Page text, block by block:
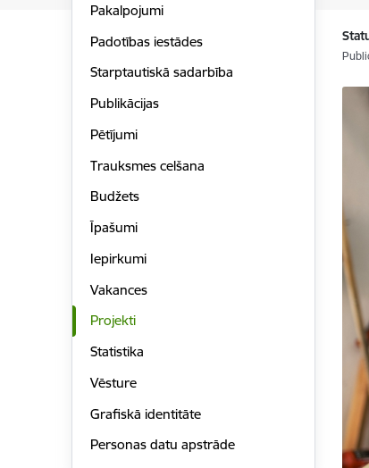
Pakalpojumi
Padotības iestādes
Starptautiskā sadarbība
Publikācijas
Pētījumi
Trauksmes celšana
Budžets
Īpašumi
Iepirkumi
Vakances
Projekti
Statistika
Vēsture
Grafiskā identitāte
Personas datu apstrāde